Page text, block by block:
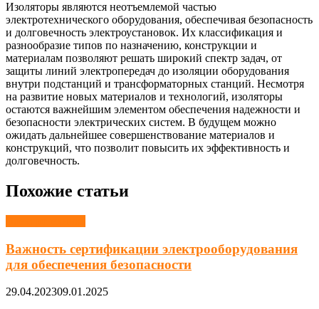
Изоляторы являются неотъемлемой частью
электротехнического оборудования, обеспечивая безопасность
и долговечность электроустановок. Их классификация и
разнообразие типов по назначению, конструкции и
материалам позволяют решать широкий спектр задач, от
защиты линий электропередач до изоляции оборудования
внутри подстанций и трансформаторных станций. Несмотря
на развитие новых материалов и технологий, изоляторы
остаются важнейшим элементом обеспечения надежности и
безопасности электрических систем. В будущем можно
ожидать дальнейшее совершенствование материалов и
конструкций, что позволит повысить их эффективность и
долговечность.
Похожие статьи
Важность сертификации электрооборудования
для обеспечения безопасности
29.04.202309.01.2025